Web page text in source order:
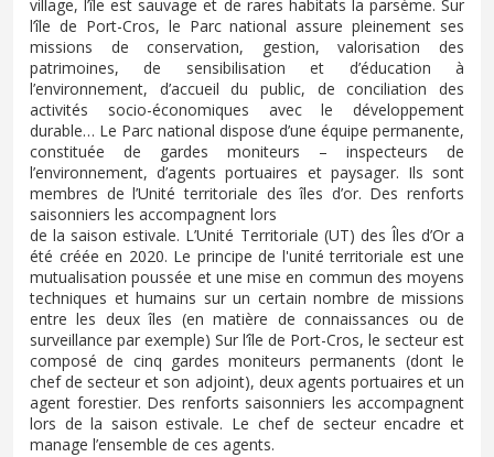
village, l’île est sauvage et de rares habitats la parsème. Sur
l’île de Port-Cros, le Parc national assure pleinement ses
missions de conservation, gestion, valorisation des
patrimoines, de sensibilisation et d’éducation à
l’environnement, d’accueil du public, de conciliation des
activités socio-économiques avec le développement
durable… Le Parc national dispose d’une équipe permanente,
constituée de gardes moniteurs – inspecteurs de
l’environnement, d’agents portuaires et paysager. Ils sont
membres de l’Unité territoriale des îles d’or. Des renforts
saisonniers les accompagnent lors
de la saison estivale. L’Unité Territoriale (UT) des Îles d’Or a
été créée en 2020. Le principe de l'unité territoriale est une
mutualisation poussée et une mise en commun des moyens
techniques et humains sur un certain nombre de missions
entre les deux îles (en matière de connaissances ou de
surveillance par exemple) Sur l’île de Port-Cros, le secteur est
composé de cinq gardes moniteurs permanents (dont le
chef de secteur et son adjoint), deux agents portuaires et un
agent forestier. Des renforts saisonniers les accompagnent
lors de la saison estivale. Le chef de secteur encadre et
manage l’ensemble de ces agents.